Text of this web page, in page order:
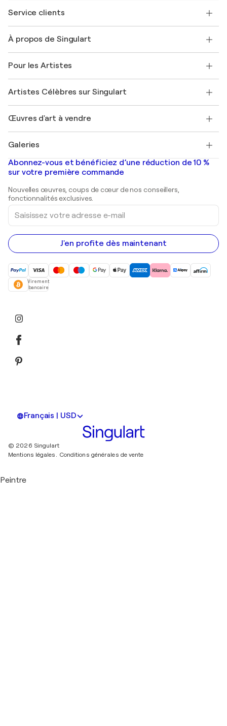
Service clients
Expédition
Offrir une carte cadeau
Rejoignez notre programme commercial
Mon compte
+33 1 76 44 06 42
À propos de Singulart
FAQ
Magazine Singulart
Emplois
Découvrez une sélection d'art original
Pour les Artistes
Se connecter en tant qu'Artiste
Artistes Célèbres sur Singulart
Marc Chagall
Banksy
Mr. Brainwash
Shepard Fairey
Œuvres d'art à vendre
Tableaux abstraits à vendre
Peintures de paysage
Estampes
Peintures acryliques
Galeries
Galeries d'art en France
Galeries d'art en Belgique
Abonnez-vous et bénéficiez d’une réduction de 10 %
sur votre première commande
Nouvelles œuvres, coups de cœur de nos conseillers,
fonctionnalités exclusives.
Saisissez
votre
adresse
e-
mail
J'en profite dès maintenant
Virement
bancaire
Français | USD
© 2026 Singulart
Mentions légales. Conditions générales de vente
Peintre